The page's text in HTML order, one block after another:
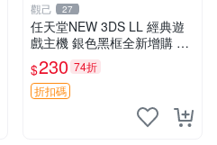
觀己 27
任天堂NEW 3DS LL 經典遊
戲主機 銀色黑框全新增購 3d
s ll 主機 上世代遊戲機具收藏
嚴選
$230 74折
折扣碼